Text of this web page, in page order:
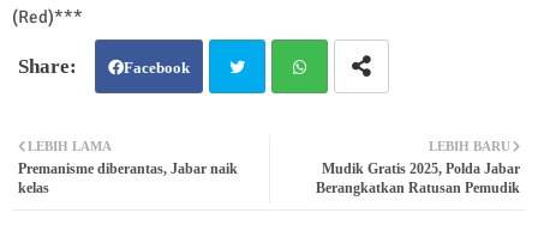
(Red)***
Facebook
ter
LEBIH BARU
Mudik Gratis 2025, Polda Jabar
Berangkatkan Ratusan Pemudik
LEBIH LAMA
Premanisme diberantas, Jabar naik
kelas